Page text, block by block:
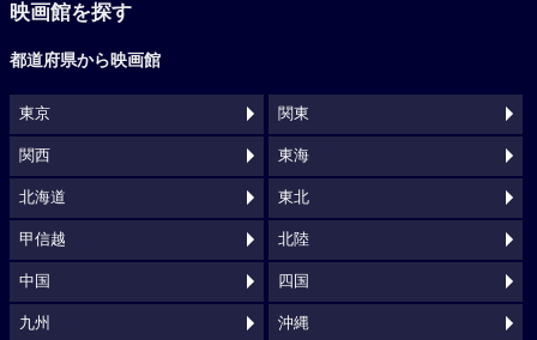
映画館を探す
都道府県から映画館
東京 関東
関西 東海
北海道 東北
甲信越 北陸
中国 四国
九州 沖縄